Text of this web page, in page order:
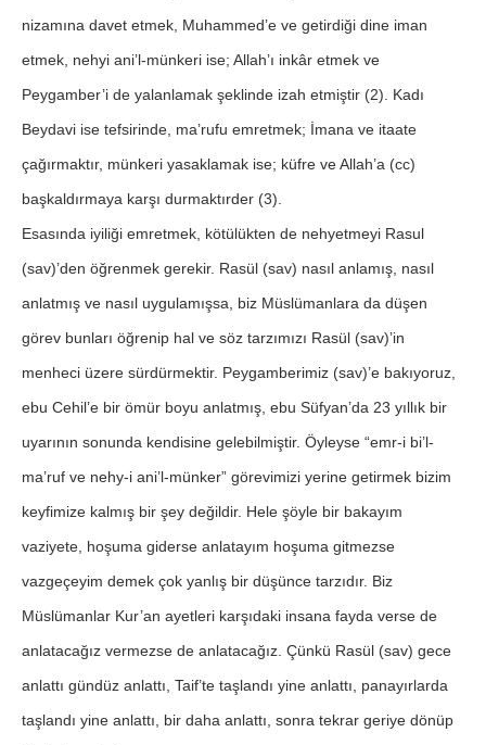
nizamına davet etmek, Muhammed’e ve getirdiği dine iman
etmek, nehyi ani’l-münkeri ise; Allah’ı inkâr etmek ve
Peygamber’i de yalanlamak şeklinde izah etmiştir (2). Kadı
Beydavi ise tefsirinde, ma’rufu emretmek; İmana ve itaate
çağırmaktır, münkeri yasaklamak ise; küfre ve Allah’a (cc)
başkaldırmaya karşı durmaktırder (3).
Esasında iyiliği emretmek, kötülükten de nehyetmeyi Rasul
(sav)’den öğrenmek gerekir. Rasül (sav) nasıl anlamış, nasıl
anlatmış ve nasıl uygulamışsa, biz Müslümanlara da düşen
görev bunları öğrenip hal ve söz tarzımızı Rasül (sav)’in
menheci üzere sürdürmektir. Peygamberimiz (sav)’e bakıyoruz,
ebu Cehil’e bir ömür boyu anlatmış, ebu Süfyan’da 23 yıllık bir
uyarının sonunda kendisine gelebilmiştir. Öyleyse “emr-i bi’l-
ma’ruf ve nehy-i ani’l-münker” görevimizi yerine getirmek bizim
keyfimize kalmış bir şey değildir. Hele şöyle bir bakayım
vaziyete, hoşuma giderse anlatayım hoşuma gitmezse
vazgeçeyim demek çok yanlış bir düşünce tarzıdır. Biz
Müslümanlar Kur’an ayetleri karşıdaki insana fayda verse de
anlatacağız vermezse de anlatacağız. Çünkü Rasül (sav) gece
anlattı gündüz anlattı, Taif’te taşlandı yine anlattı, panayırlarda
taşlandı yine anlattı, bir daha anlattı, sonra tekrar geriye dönüp